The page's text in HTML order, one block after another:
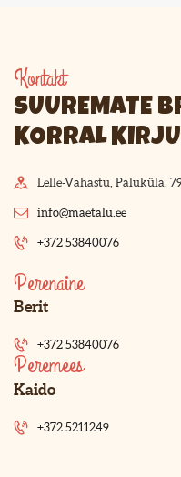
Kontakt
SUUREMATE
KORRAL
Lelle-Vahastu, Paluküla,
info@maetalu.ee
+372 53840076
Perenaine
Berit
+372 53840076
Peremees
Kaido
+372 5211249